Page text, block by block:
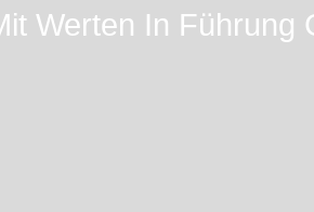
Werten In Führung